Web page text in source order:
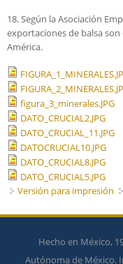
18. Según la Asociación
exportaciones de balsa son
América.
figura_3_minerales.JPG
DATO_CRUCIAL2.JPG
DATO_CRUCIAL_11.JPG
DATOCRUCIAL10.JPG
DATO_CRUCIAL8.JPG
DATO_CRUCIAL5.JPG
Versión para impresión
Hecho en México,
Autónoma de México.